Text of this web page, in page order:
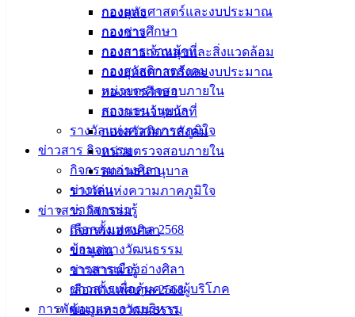
กองยุทธศาสตร์และงบประมาณ
กองการศึกษา
กองการเจ้าหน้าที่
กองสวัสดิการสังคม
หน่วยตรวจสอบภายใน
สถานธนานุบาล
รางวัลแห่งความภาคภูมิใจ
ข่าวสาร กิจกรรม
กิจกรรมอ่างศิลา
ข่าวเด่น
ข่าวสารน่ารู้
เลือกตั้งเทศบาล 2568
ข้อมูลทางวัฒนธรรม
วารสารเมืองอ่างศิลา
ข่าวสารเพื่อคุ้มครองผู้บริโภค
การพัฒนาและการบริหาร
กองคลัง
กองช่าง
กองสาธารณสุขและสิ่งแวดล้อม
กองยุทธศาสตร์และงบประมาณ
กองการศึกษา
กองการเจ้าหน้าที่
กองสวัสดิการสังคม
หน่วยตรวจสอบภายใน
สถานธนานุบาล
รางวัลแห่งความภาคภูมิใจ
ข่าวสาร กิจกรรม
กิจกรรมอ่างศิลา
ข่าวเด่น
ข่าวสารน่ารู้
เลือกตั้งเทศบาล 2568
ข้อมูลทางวัฒนธรรม
อ.เมือง จ.ชลบุรี
20000
038-
142-100-104
บริการ
ประชาชน
ดาวน์โหลด